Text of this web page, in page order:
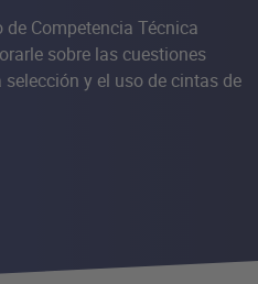
de Competencia Técnica
sobre las cuestiones
y el uso de cintas de